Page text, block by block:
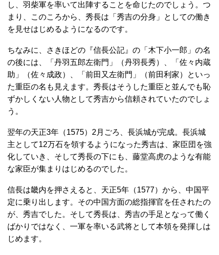
し、羽柴軍を率いて出陣することを命じたのでしょう。つ
まり、このころから、秀長は「秀吉の分身」としての働き
を見せはじめるようになるのです。
ちなみに、さきほどの『信長公記』の「木下小一郎」の名
の後には、「丹羽五郎左衛門」（丹羽長秀）、「佐々内蔵
助」（佐々成政）、「前田又左衛門」（前田利家）といっ
た重臣の名も見えます。秀長はそうした重臣と並んでも恥
ずかしくない人物として秀吉から信頼されていたのでしょ
う。
翌年の天正3年（1575）2月ごろ、長浜城が完成。長浜城
主として12万石を領するようになった秀吉は、家臣団を強
化していき、そして秀長の下にも、藤堂高虎のような有能
な家臣が集まりはじめるのでした。
信長は畿内を押さえると、天正5年（1577）から、中国平
定に乗り出します。その中国方面の総指揮官を任されたの
が、秀吉でした。そして秀長は、秀吉の手足となって働く
ばかりではなく、一軍を率いる武将として本領を発揮しは
じめます。